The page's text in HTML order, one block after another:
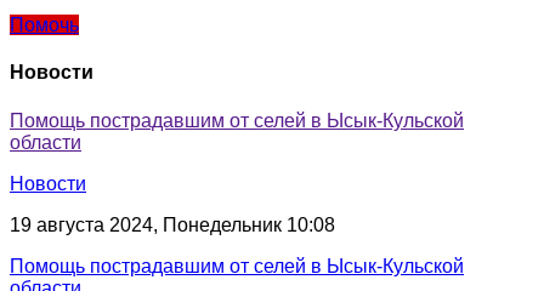
Помочь
Новости
Помощь пострадавшим от селей в Ысык-Кульской
области
Новости
19 августа 2024, Понедельник 10:08
Помощь пострадавшим от селей в Ысык-Кульской